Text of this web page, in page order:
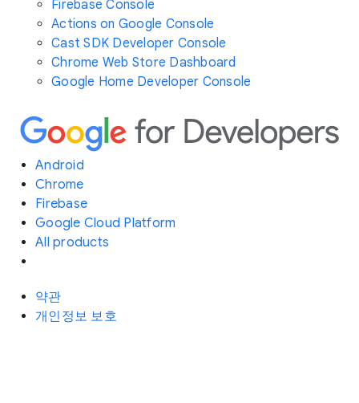
Firebase Console
Actions on Google Console
Cast SDK Developer Console
Chrome Web Store Dashboard
Google Home Developer Console
Android
Chrome
Firebase
Google Cloud Platform
All products
약관
개인정보 보호